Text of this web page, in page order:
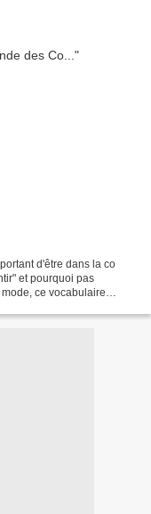
d'être dans la co
et pourquoi pas
ce vocabulaire